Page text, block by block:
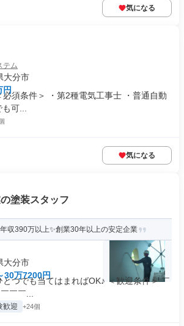
気になる
テム
大分市
円
須条件＞ ・第2種電気工事士 ・普通自動
可...
気になる
塗装スタッフ
年収390万以上✨創業30年以上の安定企業
大分市
30万7200円
つでも当てはまればOK♪ ＜歓迎条件＞ ￣
￣￣...
歓迎 +24個